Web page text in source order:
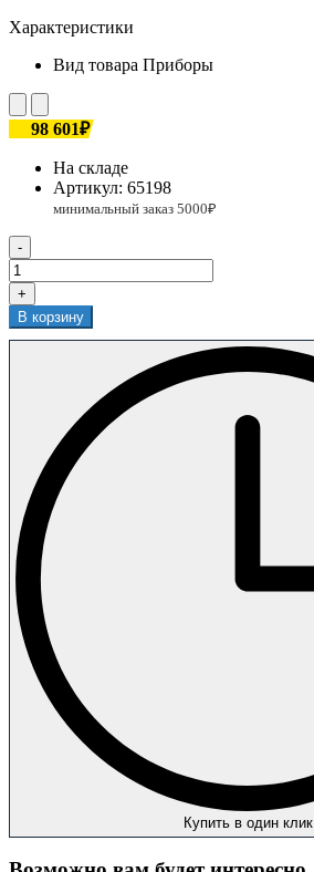
Характеристики
Вид товара Приборы
98 601₽
На складе
Артикул: 65198
-
+
В корзину
Купить в один клик